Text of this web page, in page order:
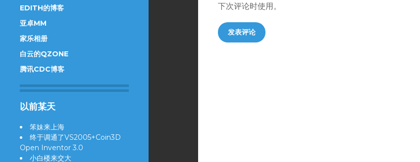
下次评论时使用。
EDITH的博客
亚卓MM
家乐相册
白云的QZONE
腾讯CDC博客
以前某天
笨妹来上海
终于调通了VS2005+Coin3D
Open Inventor 3.0
小白楼来交大